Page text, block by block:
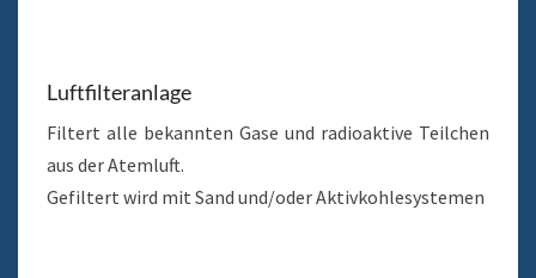
Luftfilteranlage
Filtert alle bekannten Gase und radioaktive Teilchen
aus der Atemluft.
Gefiltert wird mit Sand und/oder Aktivkohlesystemen